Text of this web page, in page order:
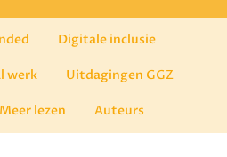
Digitale inclusie
werk Uitdagingen GGZ
Meer lezen Auteurs